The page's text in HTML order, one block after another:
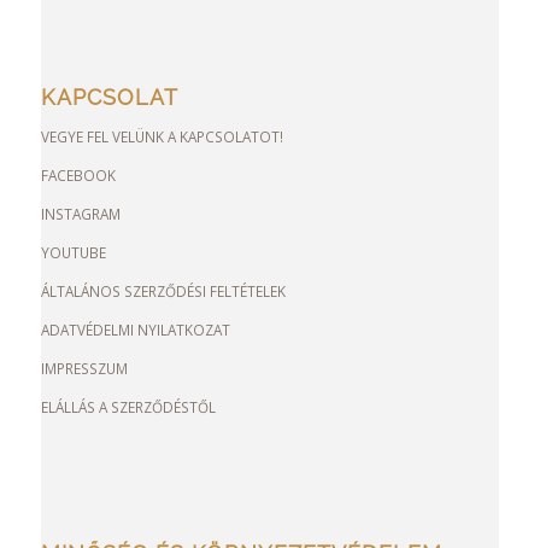
KAPCSOLAT
VEGYE FEL VELÜNK A KAPCSOLATOT!
FACEBOOK
INSTAGRAM
YOUTUBE
ÁLTALÁNOS SZERZŐDÉSI FELTÉTELEK
ADATVÉDELMI NYILATKOZAT
IMPRESSZUM
ELÁLLÁS A SZERZŐDÉSTŐL